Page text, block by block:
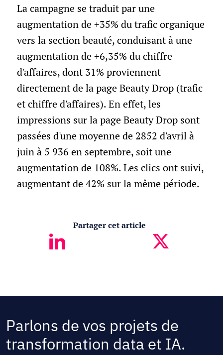
La campagne se traduit par une
augmentation de +35% du trafic organique
vers la section beauté, conduisant à une
augmentation de +6,35% du chiffre
d'affaires, dont 31% proviennent
directement de la page Beauty Drop (trafic
et chiffre d'affaires). En effet, les
impressions sur la page Beauty Drop sont
passées d'une moyenne de 2852 d'avril à
juin à 5 936 en septembre, soit une
augmentation de 108%. Les clics ont suivi,
augmentant de 42% sur la même période.
Partager cet article
Parlons de vos projets de
transformation data et IA.